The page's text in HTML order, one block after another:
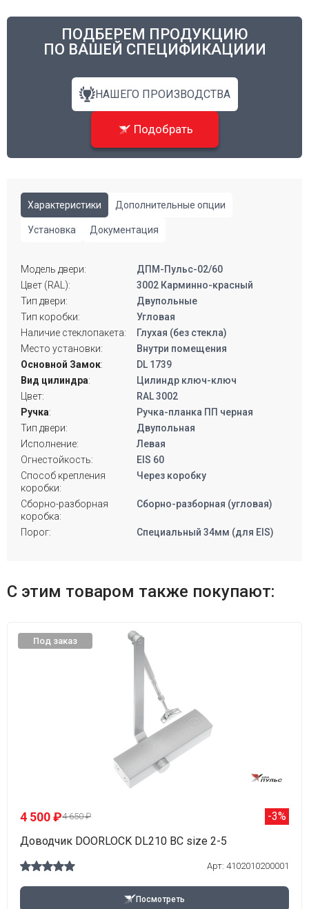
ПОДБЕРЕМ ПРОДУКЦИЮ
ПО ВАШЕЙ СПЕЦИФИКАЦИИИ
НАШЕГО ПРОИЗВОДСТВА
Подобрать
Характеристики Дополнительные опции
Установка Документация
Модель двери:
ДПМ-Пульс-02/60
Цвет (RAL):
3002 Карминно-красный
Тип двери:
Двупольные
Тип коробки:
Угловая
Наличие стеклопакета:
Глухая (без стекла)
Место установки:
Внутри помещения
Основной Замок:
DL 1739
Вид цилиндра:
Цилиндр ключ-ключ
Цвет:
RAL 3002
Ручка:
Ручка-планка ПП черная
Тип двери:
Двупольная
Исполнение:
Левая
Огнестойкость:
EIS 60
Способ крепления
коробки:
Через коробку
Сборно-разборная
коробка:
Сборно-разборная (угловая)
Порог: Специальный 34мм (для EIS)
С этим товаром также покупают:
Под заказ
4 500 ₽4 650 ₽
-3%
Доводчик DOORLOCK DL210 BC size 2-5
Арт: 4102010200001
Посмотреть